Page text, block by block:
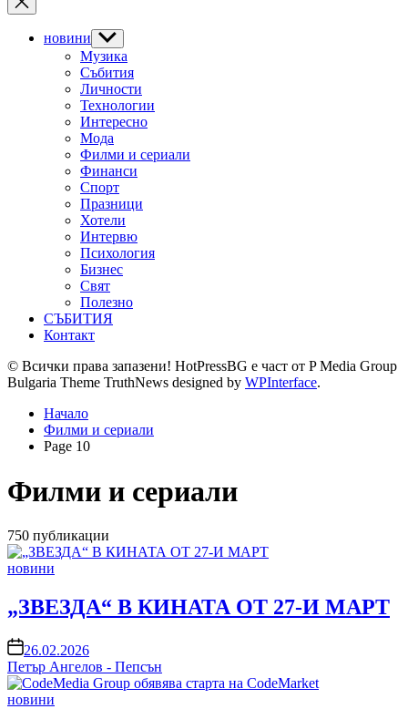
новини Show
sub
menu
Музика
Събития
Личности
Технологии
Интересно
Мода
Филми и сериали
Финанси
Спорт
Празници
Хотели
Интервю
Психология
Бизнес
Свят
Полезно
СЪБИТИЯ
Контакт
© Всички права запазени! HotPressBG е част от P Media Group
Bulgaria Theme TruthNews designed by WPInterface.
Начало
Филми и сериали
Page 10
Филми и сериали
750 публикации
Posted
новини
„ЗВЕЗДА“ В КИНАТА ОТ 27-И МАРТ
on 26.02.2026
Петър Ангелов - Пепсън
Posted
новини